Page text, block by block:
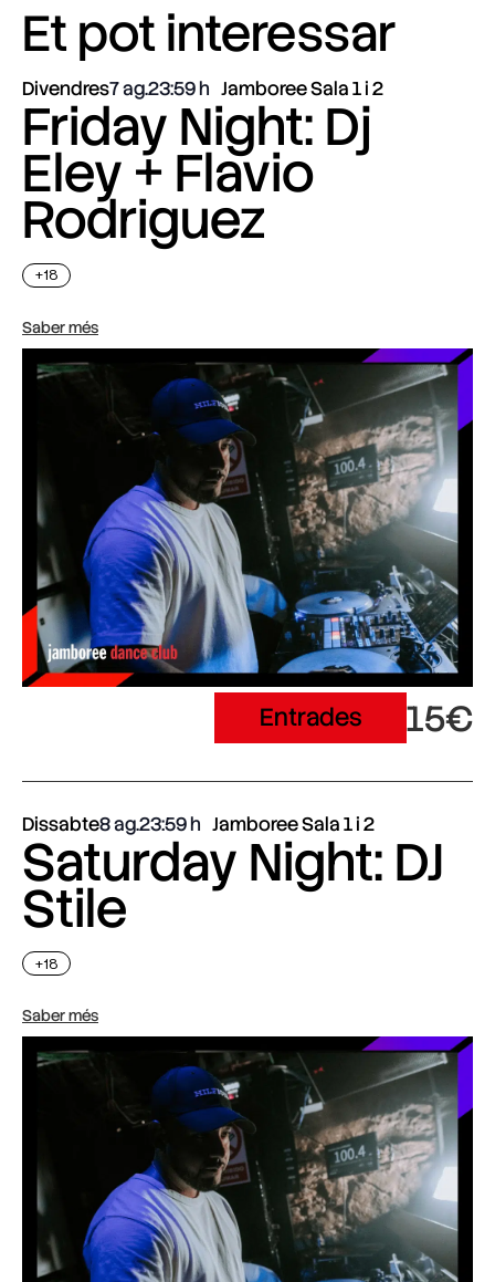
Et pot interessar
Divendres7 ag.23:59 Jamboree Sala 1 i 2
Friday Night: Dj
Eley + Flavio
Rodriguez
+18
Saber més
Entrades 15€
Dissabte8 ag.23:59 Jamboree Sala 1 i 2
Saturday Night: DJ
Stile
+18
Saber més